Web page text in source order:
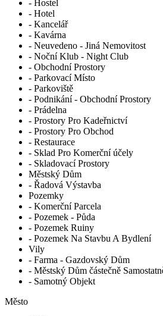
- Hostel
- Hotel
- Kancelář
- Kavárna
- Neuvedeno - Jiná Nemovitost
- Noční Klub - Night Club
- Obchodní Prostory
- Parkovací Místo
- Parkoviště
- Podnikání - Obchodní Prostory
- Prádelna
- Prostory Pro Kadeřnictví
- Prostory Pro Obchod
- Restaurace
- Sklad Pro Komerční účely
- Skladovací Prostory
Městský Dům
- Řadová Výstavba
Pozemky
- Komerční Parcela
- Pozemek - Půda
- Pozemek Ruiny
- Pozemek Na Stavbu A Bydlení
Vily
- Farma - Gazdovský Dům
- Městský Dům částečně
- Samotný Objekt
Město